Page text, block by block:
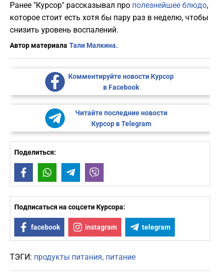
Ранее "Курсор" рассказывал про полезнейшее блюдо,
которое стоит есть хотя бы пару раз в неделю, чтобы
снизить уровень воспалений.
Автор материала Тали Малкина.
Комментируйте новости Курсор
в Facebook
Читайте последние новости
Курсор в Telegram
Поделиться:
FacebookWhatsAppTelegram
Подписаться на соцсети Курсора:
facebook instagram telegram
ТЭГИ: продукты питания питание